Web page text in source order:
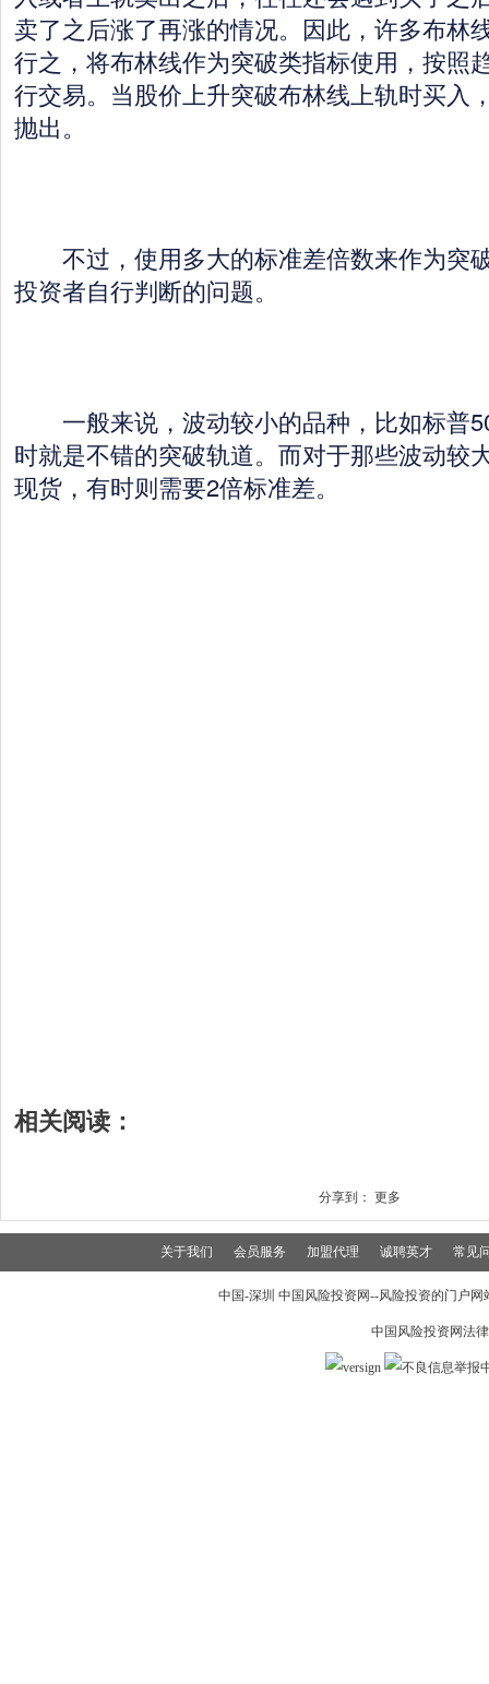
卖了之后涨了再涨的情况。因此，许多布林
行之，将布林线作为突破类指标使用，按照
行交易。当股价上升突破布林线上轨时买入
抛出。
不过，使用多大的标准差倍数来作为突
投资者自行判断的问题。
一般来说，波动较小的品种，比如标普
时就是不错的突破轨道。而对于那些波动较
现货，有时则需要2倍标准差。
相关阅读：
分享到： 更多
关于我们 会员服务 加盟代理 诚聘英才 常见
中国-深圳 中国风险投资网--风险投资的门户
中国风险投资网法